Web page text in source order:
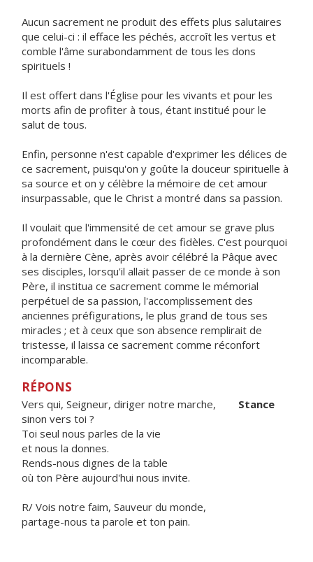
Aucun sacrement ne produit des effets plus salutaires
que celui-ci : il efface les péchés, accroît les vertus et
comble l'âme surabondamment de tous les dons
spirituels !
Il est offert dans l'Église pour les vivants et pour les
morts afin de profiter à tous, étant institué pour le
salut de tous.
Enfin, personne n'est capable d'exprimer les délices de
ce sacrement, puisqu'on y goûte la douceur spirituelle à
sa source et on y célèbre la mémoire de cet amour
insurpassable, que le Christ a montré dans sa passion.
Il voulait que l'immensité de cet amour se grave plus
profondément dans le cœur des fidèles. C'est pourquoi
à la dernière Cène, après avoir célébré la Pâque avec
ses disciples, lorsqu'il allait passer de ce monde à son
Père, il institua ce sacrement comme le mémorial
perpétuel de sa passion, l'accomplissement des
anciennes préfigurations, le plus grand de tous ses
miracles ; et à ceux que son absence remplirait de
tristesse, il laissa ce sacrement comme réconfort
incomparable.
RÉPONS
Vers qui, Seigneur, diriger notre marche, Stance
sinon vers toi ?
Toi seul nous parles de la vie
et nous la donnes.
Rends-nous dignes de la table
où ton Père aujourd'hui nous invite.
R/ Vois notre faim, Sauveur du monde,
partage-nous ta parole et ton pain.